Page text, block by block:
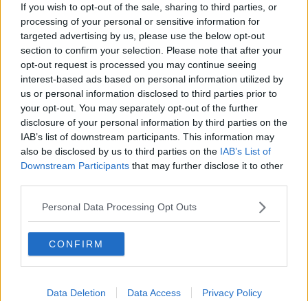
If you wish to opt-out of the sale, sharing to third parties, or
processing of your personal or sensitive information for
targeted advertising by us, please use the below opt-out
section to confirm your selection. Please note that after your
opt-out request is processed you may continue seeing
interest-based ads based on personal information utilized by
us or personal information disclosed to third parties prior to
your opt-out. You may separately opt-out of the further
disclosure of your personal information by third parties on the
IAB’s list of downstream participants. This information may
also be disclosed by us to third parties on the IAB’s List of
Downstream Participants that may further disclose it to other
Personal Data Processing Opt Outs
CONFIRM
Data Deletion Data Access Privacy Policy
contro Chiara Girelli terminato con l’affermazione al terzo set per 4-
6, 6-4 e 6-3. A chiudere il conto dei singoli ha contribuito Gaia
Squarcialupi con la vittoria su Giada Clerici per 6-1 e 6-1, infine
l’ultima soddisfazione è arrivata dal doppio dove Mariani-
Squarcialupi si sono imposte per 6-3 e 6-2 su De Magistris-Girelli. Il
campionato delle aretine proseguirà domenica 13 ottobre con la
prima trasferta in casa del Ct Bologna mentre, in contemporanea, i
campi di via Divisione Garibaldi ospiteranno l’esordio del Tennis
Giotto nella serie A2 maschile dopo aver rispettato il turno di riposo
nella prima giornata. La squadra capitanata da Alessandro
Caneschi ospiterà il Ct Reggio e farà affidamento sul confermato
gruppo che nel 2023 ha raggiunto i Play Off per la promozione in
Baldovinetti, Alessio Bulletti, Francesco Cartocci, Raffaele Ciurnelli,
Pietro Fanucci, Andrea Pecorella e Federico Raffaelli, rinforzato dal
solo innesto dello spagnolo Daniel Merida Aguilar (attualmente al
322° posto del ranking mondiale).
Il fine settimana è stato ulteriormente arricchito anche dalla prima